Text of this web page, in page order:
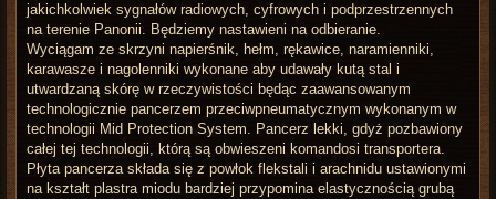
jakichkolwiek sygnałów radiowych, cyfrowych i podprzestrzennych
na terenie Panonii. Będziemy nastawieni na odbieranie.
Wyciągam ze skrzyni napierśnik, hełm, rękawice, naramienniki,
karawasze i nagolenniki wykonane aby udawały kutą stal i
utwardzaną skórę w rzeczywistości będąc zaawansowanym
technologicznie pancerzem przeciwpneumatycznym wykonanym w
technologii Mid Protection System. Pancerz lekki, gdyż pozbawiony
całej tej technologii, którą są obwieszeni komandosi transportera.
Płyta pancerza składa się z powłok flekstali i arachnidu ustawionymi
na kształt plastra miodu bardziej przypomina elastycznością grubą